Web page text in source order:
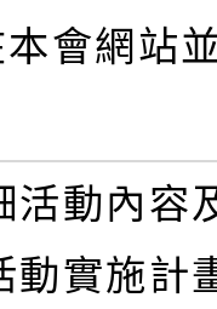
會網站
活動內容
動實施計